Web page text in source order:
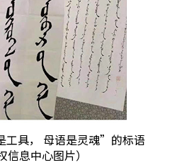
工具， 母语是灵魂”的标语
信息中心图片）